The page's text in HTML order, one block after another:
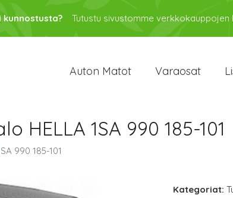
Tutustu sivustomme verkkokauppojen
Auton Matot Varaosat
HELLA 1SA 990 185-101
990 185-101
Kategoriat: